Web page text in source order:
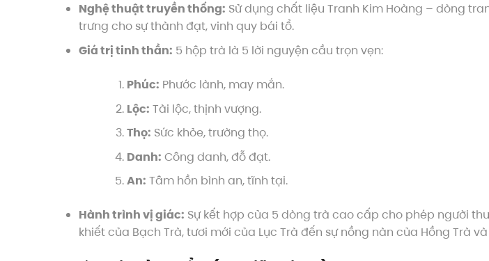
Nghệ thuật truyền thống: Sử dụng chất liệu Tranh Kim Hoàng – dòng
trưng cho sự thành đạt, vinh quy bái tổ.
Giá trị tinh thần: 5 hộp trà là 5 lời nguyện cầu trọn vẹn:
Phúc: Phước lành, may mắn.
Lộc: Tài lộc, thịnh vượng.
Thọ: Sức khỏe, trường thọ.
Danh: Công danh, đỗ đạt.
An: Tâm hồn bình an, tĩnh tại.
Hành trình vị giác: Sự kết hợp của 5 dòng trà cao cấp cho phép người
khiết của Bạch Trà, tươi mới của Lục Trà đến sự nồng nàn của Hồng Trà